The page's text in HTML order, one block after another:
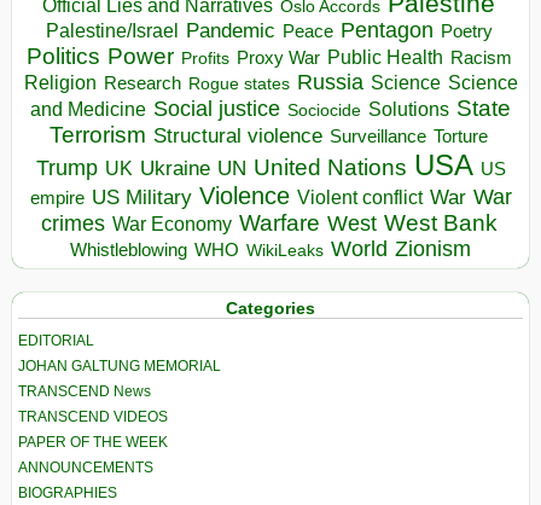
Official Lies and Narratives Oslo Accords
Palestine/Israel Pandemic Peace Pentagon Poetry
Politics Power Profits Proxy War Public Health Racism
Religion Research Rogue states Russia Science Science
and Medicine Social justice Sociocide Solutions State
Terrorism Structural violence Surveillance Torture
Trump UK Ukraine UN United Nations USA US
empire US Military Violence Violent conflict War War
crimes War Economy Warfare West West Bank
Whistleblowing WHO WikiLeaks World Zionism
Categories
EDITORIAL
JOHAN GALTUNG MEMORIAL
TRANSCEND News
TRANSCEND VIDEOS
PAPER OF THE WEEK
ANNOUNCEMENTS
BIOGRAPHIES